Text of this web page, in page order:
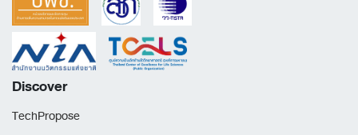
Discover
TechPropose